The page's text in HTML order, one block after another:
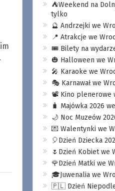
⛺️Weekend na
tylko
🔮 Andrzejki we
📍 Atrakcje we
🎟️ Bilety na
🎃 Halloween we
🎤 Karaoke we
🎭 Karnawał we
📽️ Kino plenerowe
🧳 Majówka 2026
🌙 Noc Muzeów
💌 Walentynki we
🎈Dzień Dziecka
🌷Dzień Kobiet we
🌹Dzień Matki we
🎓Juwenalia we
🇵🇱 Dzień